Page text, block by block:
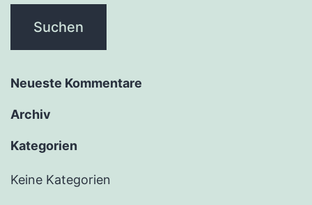
Neueste Kommentare
Archiv
Kategorien
Keine Kategorien